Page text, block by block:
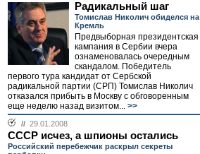
Радикальный шаг
Томислав Николич обиделся на
Кремль
Предвыборная президентская
кампания в Сербии вчера
ознаменовалась очередным
скандалом. Победитель
первого тура кандидат от Сербской
радикальной партии (СРП) Томислав Николич
отказался прибыть в Москву с обговоренным
еще неделю назад визитом... >>
// 29.01.2008
СССР исчез, а шпионы остались
Российский перебежчик раскрыл секреты